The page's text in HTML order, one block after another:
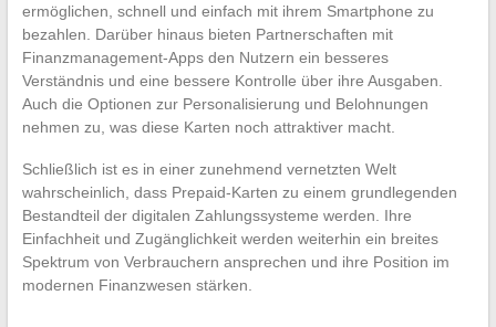
ermöglichen, schnell und einfach mit ihrem Smartphone zu
bezahlen. Darüber hinaus bieten Partnerschaften mit
Finanzmanagement-Apps den Nutzern ein besseres
Verständnis und eine bessere Kontrolle über ihre Ausgaben.
Auch die Optionen zur Personalisierung und Belohnungen
nehmen zu, was diese Karten noch attraktiver macht.
Schließlich ist es in einer zunehmend vernetzten Welt
wahrscheinlich, dass Prepaid-Karten zu einem grundlegenden
Bestandteil der digitalen Zahlungssysteme werden. Ihre
Einfachheit und Zugänglichkeit werden weiterhin ein breites
Spektrum von Verbrauchern ansprechen und ihre Position im
modernen Finanzwesen stärken.